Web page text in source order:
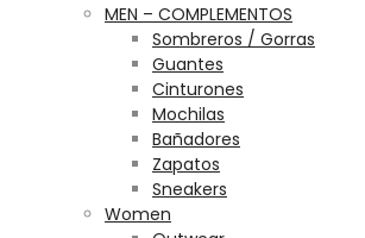
MEN – COMPLEMENTOS
Sombreros / Gorras
Guantes
Cinturones
Mochilas
Bañadores
Zapatos
Sneakers
Women